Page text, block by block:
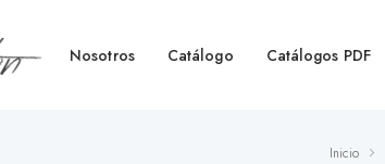
Nosotros Catálogo Catálogos PDF
Inicio